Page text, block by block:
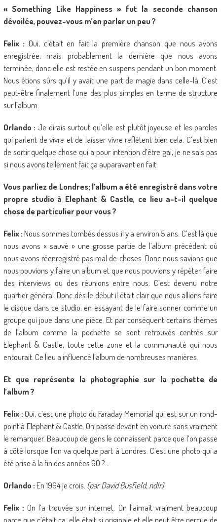
« Something Like Happiness » fut la seconde chanson
dévoilée, pouvez-vous m’en parler un peu ?
Felix : Oui, c’était en fait la première chanson que nous avons
enregistrée, mais probablement la dernière que nous avons
terminée, donc elle est restée en suspens pendant un bon moment.
Nous étions sûrs qu’il y avait une part de magie dans celle-là. C’est
peut-être finalement l’une des plus simples en terme de structure
sur l’album.
Orlando : Je dirais surtout qu’elle est plutôt joyeuse et les paroles
qui parlent de vivre et de laisser vivre reflètent bien cela. C’est bien
de sortir quelque chose qui a pour intention d’être gai, je ne sais pas
si nous avons tellement fait ça auparavant en fait.
Vous parliez de Londres; l’album a été enregistré dans votre
propre studio à Elephant & Castle, ce lieu a-t-il quelque
chose de particulier pour vous ?
Felix :Nous sommes tombés dessus il y a environ 5 ans. C’est là que
nous avons « sauvé » une grosse partie de l’album précédent où
nous avons réenregistré pas mal de choses. Donc nous savions que
nous pouvions y faire un album et que nous pouvions y répéter, faire
des interviews ou des réunions entre nous. C’est devenu notre
quartier général. Donc dès le début il était clair que nous allions faire
le disque dans ce studio, en essayant de le faire sonner comme un
groupe qui joue dans une pièce. Et par conséquent certains thèmes
de l’album comme la pochette se sont retrouvés centrés sur
Elephant & Castle, toute cette zone et la communauté qui nous
entourait. Ce lieu a influencé l’album de nombreuses manières.
Et que représente la photographie sur la pochette de
l’album ?
Felix :Oui, c’est une photo du Faraday Memorial qui est sur un rond-
point à Elephant & Castle. On passe devant en voiture sans vraiment
le remarquer. Beaucoup de gens le connaissent parce que l’on passe
à côté lorsque l’on va quelque part à Londres. C’est une photo qui a
été prise à la fin des années 60 ?…
Orlando :En 1964 je crois. (par David Busfield, ndlr)
Felix : On l’a trouvée sur internet. On l’aimait vraiment beaucoup
parce que c’était ça, elle était si originale et elle peut être perçue de